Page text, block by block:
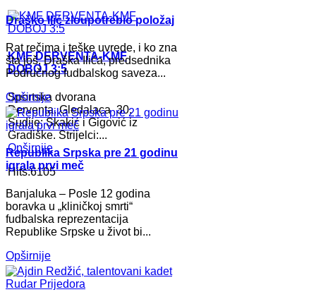
KMF DERVENTA-KMF
DOBOJ 3:5
Sportska dvorana
Derventa. Gledalaca 30.
Sudije: Skakić i Gigović iz
Gradiške. Strijelci:...
Opširnije
Hits:6105
Draško Ilić zloupotrebio položaj
Rat rečima i teške uvrede, i ko zna
šta još, Draška Ilića, predsednika
Područnog fudbalskog saveza...
Opširnije
Republika Srpska pre 21 godinu
igrala prvi meč
Banjaluka – Posle 12 godina
boravka u „kliničkoj smrti“
fudbalska reprezentacija
Republike Srpske u život bi...
Opširnije